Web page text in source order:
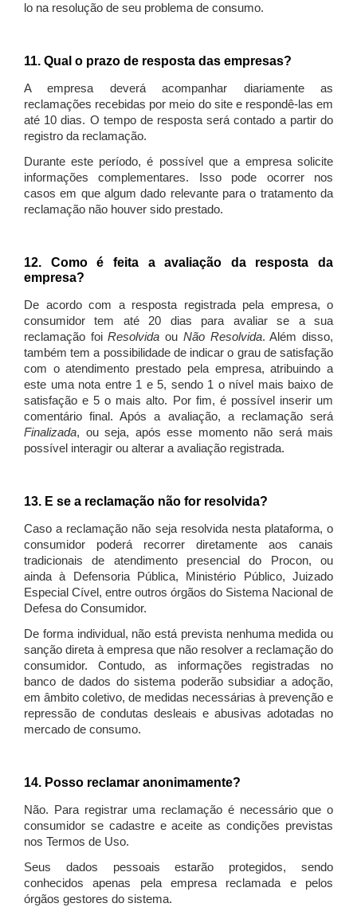
lo na resolução de seu problema de consumo.
11. Qual o prazo de resposta das empresas?
A empresa deverá acompanhar diariamente as
reclamações recebidas por meio do site e respondê-las em
até 10 dias. O tempo de resposta será contado a partir do
registro da reclamação.
Durante este período, é possível que a empresa solicite
informações complementares. Isso pode ocorrer nos
casos em que algum dado relevante para o tratamento da
reclamação não houver sido prestado.
12. Como é feita a avaliação da resposta da
empresa?
De acordo com a resposta registrada pela empresa, o
consumidor tem até 20 dias para avaliar se a sua
reclamação foiResolvida ou Não Resolvida. Além disso,
também tem a possibilidade de indicar o grau de satisfação
com o atendimento prestado pela empresa, atribuindo a
este uma nota entre 1 e 5, sendo 1 o nível mais baixo de
satisfação e 5 o mais alto. Por fim, é possível inserir um
comentário final. Após a avaliação, a reclamação será
Finalizada, ou seja, após esse momento não será mais
possível interagir ou alterar a avaliação registrada.
13. E se a reclamação não for resolvida?
Caso a reclamação não seja resolvida nesta plataforma, o
consumidor poderá recorrer diretamente aos canais
tradicionais de atendimento presencial do Procon, ou
ainda à Defensoria Pública, Ministério Público, Juizado
Especial Cível, entre outros órgãos do Sistema Nacional de
Defesa do Consumidor.
De forma individual, não está prevista nenhuma medida ou
sanção direta à empresa que não resolver a reclamação do
consumidor. Contudo, as informações registradas no
banco de dados do sistema poderão subsidiar a adoção,
em âmbito coletivo, de medidas necessárias à prevenção e
repressão de condutas desleais e abusivas adotadas no
mercado de consumo.
14. Posso reclamar anonimamente?
Não. Para registrar uma reclamação é necessário que o
consumidor se cadastre e aceite as condições previstas
nos Termos de Uso.
Seus dados pessoais estarão protegidos, sendo
conhecidos apenas pela empresa reclamada e pelos
órgãos gestores do sistema.